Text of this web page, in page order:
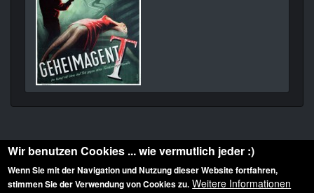
Diese Website ist urheberrechtlich geschützt: © 2010-2026 der Film Noir de. Alle
Wir benutzen Cookies ... wie vermutlich jeder :)
Wenn Sie mit der Navigation und Nutzung dieser Website fortfahren,
stimmen Sie der Verwendung von Cookies zu. Weitere Informationen